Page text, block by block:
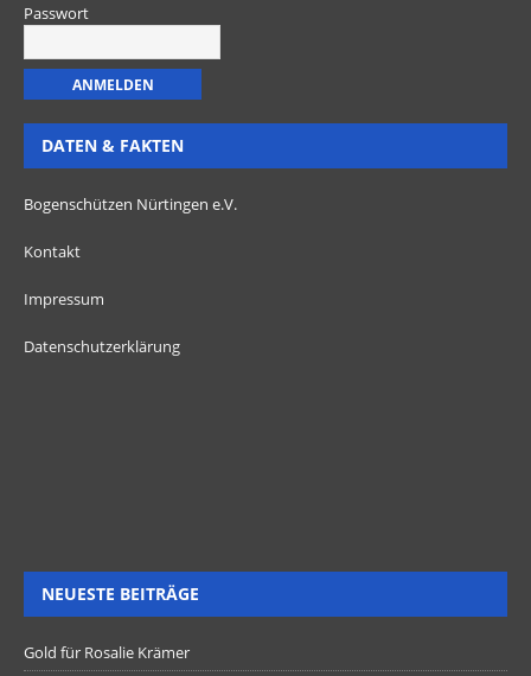
Passwort
DATEN & FAKTEN
Bogenschützen Nürtingen e.V.
Kontakt
Impressum
Datenschutzerklärung
NEUESTE BEITRÄGE
Gold für Rosalie Krämer